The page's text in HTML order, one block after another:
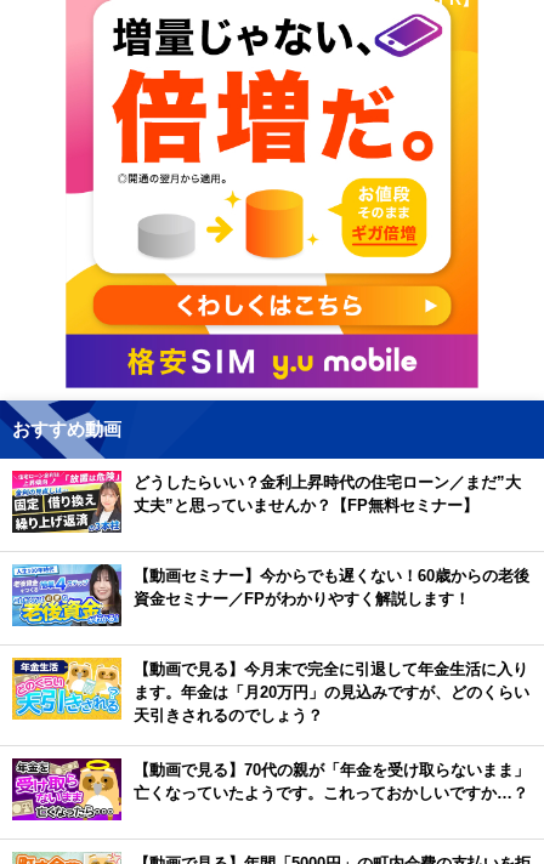
おすすめ動画
どうしたらいい？金利上昇時代の住宅ローン／まだ”大
丈夫”と思っていませんか？【FP無料セミナー】
【動画セミナー】今からでも遅くない！60歳からの老後
資金セミナー／FPがわかりやすく解説します！
【動画で見る】今月末で完全に引退して年金生活に入り
ます。年金は「月20万円」の見込みですが、どのくらい
天引きされるのでしょう？
【動画で見る】70代の親が「年金を受け取らないまま」
亡くなっていたようです。これっておかしいですか…？